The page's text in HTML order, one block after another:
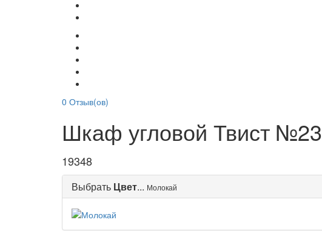
0 Отзыв(ов)
Шкаф угловой Твист №23
19348
Выбрать Цвет... Молокай